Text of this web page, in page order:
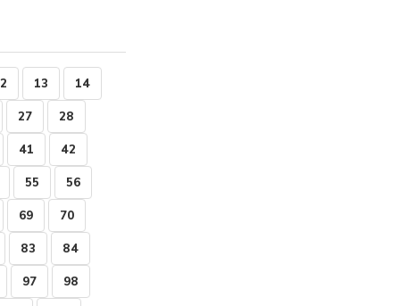
13 14
27 28
41 42
55 56
69 70
83 84
97 98